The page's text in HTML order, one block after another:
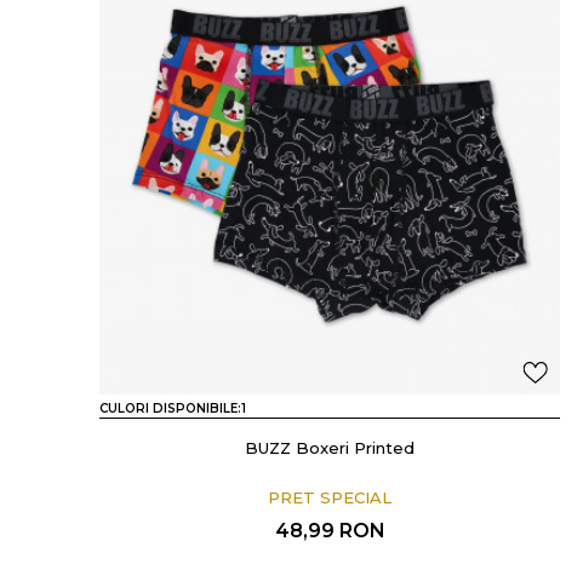
CULORI DISPONIBILE:1
BUZZ Boxeri Printed
PRET SPECIAL
48,99 RON